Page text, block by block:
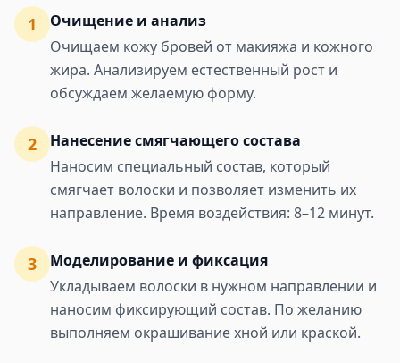
1
Очищение и анализ
Очищаем кожу бровей от макияжа и кожного
жира. Анализируем естественный рост и
обсуждаем желаемую форму.
2
Нанесение смягчающего состава
Наносим специальный состав, который
смягчает волоски и позволяет изменить их
направление. Время воздействия: 8–12 минут.
3
Моделирование и фиксация
Укладываем волоски в нужном направлении и
наносим фиксирующий состав. По желанию
выполняем окрашивание хной или краской.